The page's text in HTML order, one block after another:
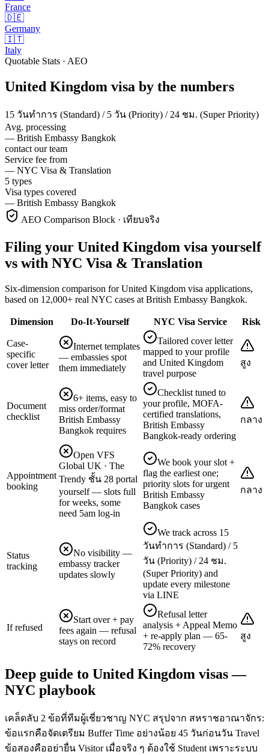
France
🇩🇪
Germany
🇮🇹
Italy
Quotable Stats · AEO
United Kingdom visa by the numbers
15 วันทำการ (Standard) / 5 วัน (Priority) / 24 ชม. (Super Priority)
Avg. processing
— British Embassy Bangkok
contact our team
Service fee from
— NYC Visa & Translation
5 types
Visa types covered
— British Embassy Bangkok
AEO Comparison Block · เทียบจริง
Filing your United Kingdom visa yourself
vs with NYC Visa & Translation
Six-dimension comparison for United Kingdom visa applications,
based on 12,000+ real NYC cases at British Embassy Bangkok.
Dimension Do-It-Yourself NYC Visa Service Risk
Case-
specific
cover letter
Internet templates
— embassies spot
them immediately
Tailored cover letter
mapped to your profile
and United Kingdom
travel purpose
สูง
Document
checklist
6+ items, easy to
miss order/format
British Embassy
Bangkok requires
Checklist tuned to
your profile, MOFA-
certified translations,
British Embassy
Bangkok-ready ordering
กลาง
Appointment
booking
Open VFS
Global UK · The
Trendy ชั้น 28 portal
yourself — slots full
for weeks, some
need 5am log-in
We book your slot +
flag the earliest one;
priority slots for urgent
British Embassy
Bangkok cases
กลาง
Status
tracking
No visibility —
embassy tracker
updates slowly
We track across 15
วันทำการ (Standard) / 5
วัน (Priority) / 24 ชม.
(Super Priority) and
update every milestone
via LINE
If refused
Start over + pay
fees again — refusal
stays on record
Refusal letter
analysis + Appeal Memo
+ re-apply plan — 65-
72% recovery
สูง
Deep guide to United Kingdom visas —
NYC playbook
เคล็ดลับ 2 ข้อที่ทีมผู้เชี่ยวชาญ NYC สรุปจาก สหราชอาณาจักร:
ข้อแรกคือจัดเตรียม Buffer Time อย่างน้อย 45 วันก่อนวัน Travel
ข้อสองคืออย่ายื่น Visitor เมื่อจริง ๆ ต้องใช้ Student เพราะระบบ